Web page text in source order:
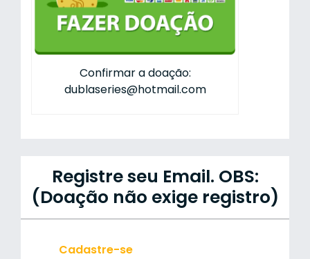
Confirmar a doação:
dublaseries@hotmail.com
Registre seu Email. OBS:
(Doação não exige registro)
Cadastre-se